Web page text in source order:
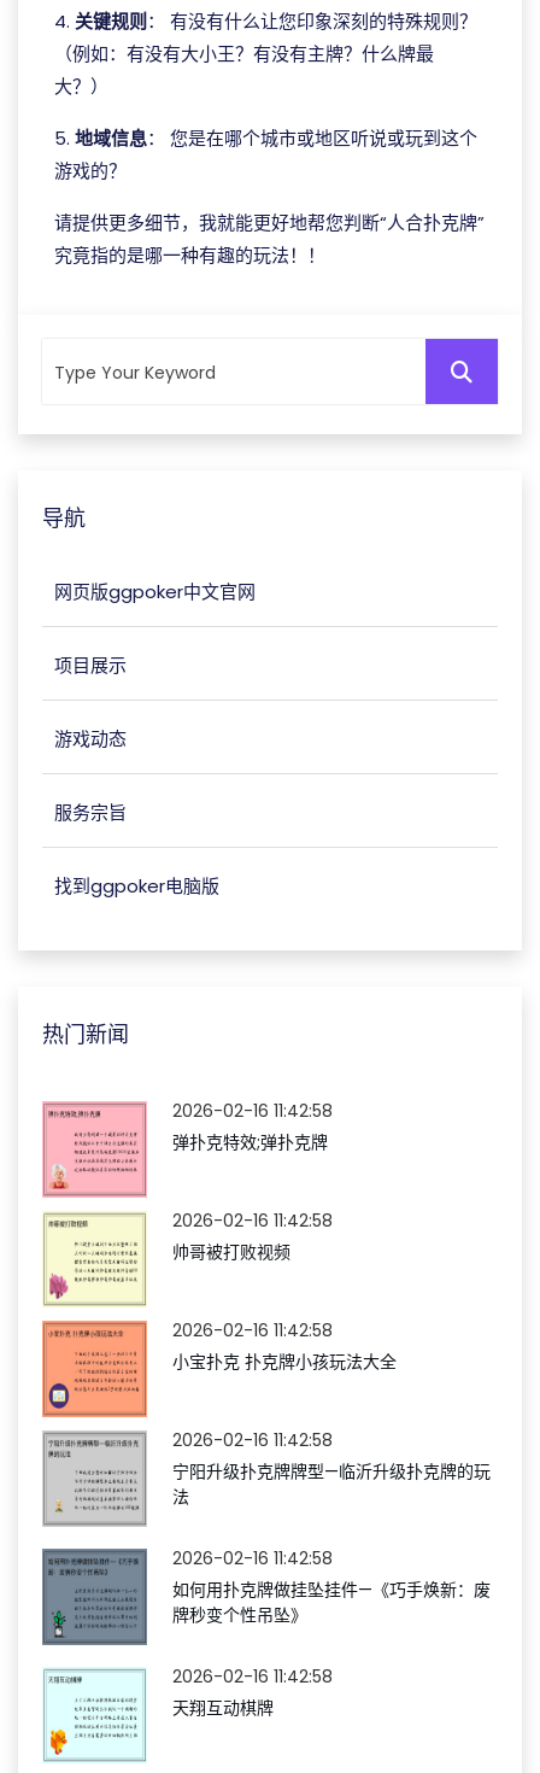
4. 关键规则 ： 有没有什么让您印象深刻的特殊规则？
（例如：有没有大小王？有没有主牌？什么牌最
大？）
5. 地域信息： 您是在哪个城市或地区听说或玩到这个
游戏的？
请提供更多细节，我就能更好地帮您判断“人合扑克牌”
究竟指的是哪一种有趣的玩法！！
导航
网页版ggpoker中文官网
项目展示
游戏动态
服务宗旨
找到ggpoker电脑版
热门新闻
2026-02-16 11:42:58
弹扑克特效;弹扑克牌
2026-02-16 11:42:58
帅哥被打败视频
2026-02-16 11:42:58
小宝扑克 扑克牌小孩玩法大全
2026-02-16 11:42:58
宁阳升级扑克牌牌型—临沂升级扑克牌的玩
法
2026-02-16 11:42:58
如何用扑克牌做挂坠挂件—《巧手焕新：废
牌秒变个性吊坠》
2026-02-16 11:42:58
天翔互动棋牌